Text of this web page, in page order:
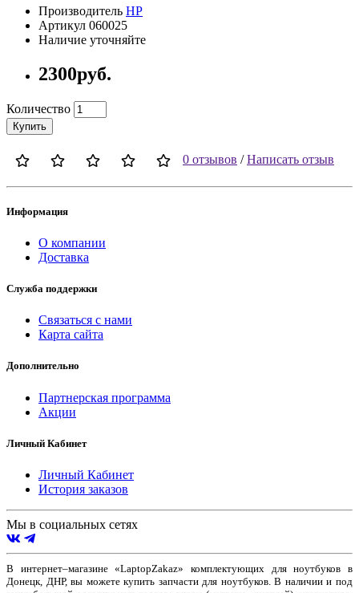
Производитель HP
Артикул 060025
Наличие уточняйте
2300руб.
Количество
Купить
0 отзывов /Написать отзыв
Информация
О компании
Доставка
Служба поддержки
Связаться с нами
Карта сайта
Дополнительно
Партнерская программа
Акции
Личный Кабинет
Личный Кабинет
История заказов
Мы в социальных сетях
В интернет–магазине «LaptopZakaz» комплектующих для ноутбуков в
Донецк, ДНР, вы можете купить запчасти для ноутбуков. В наличии и под